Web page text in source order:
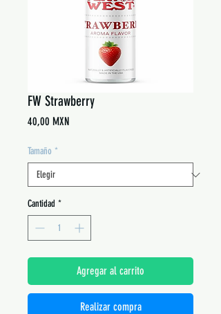
FW Strawberry
40,00 MXNPrecio
Tamaño *
Cantidad *
Agregar al carrito
Realizar compra